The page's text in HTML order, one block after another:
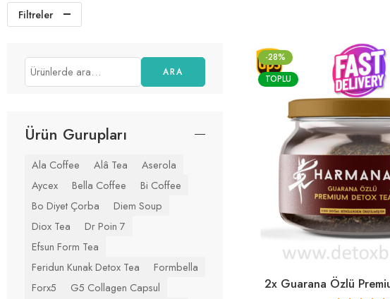
Filtreler
-28%
TOPLU
2x Guarana Özlü
ARA
Ürün Gurupları
Ala Coffee Alâ Tea
Aserola
Aycex
Bella Coffee
Bi Coffee
Bo Diyet Çorba
Diem Soup
Diox Tea
Dr Poin 7
Efsun Form Tea
Feridun Kunak Detox Tea
Formbella
Forx5
G5 Collagen Capsul